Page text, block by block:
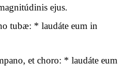
ejus.
tubæ: * laudáte eum in
et choro: * laudáte eum